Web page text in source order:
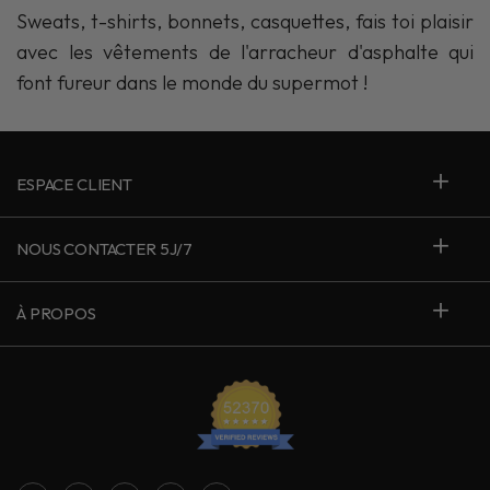
Sweats, t-shirts, bonnets, casquettes, fais toi plaisir
avec les vêtements de l'arracheur d'asphalte qui
font fureur dans le monde du supermot !
ESPACE CLIENT
NOUS CONTACTER 5J/7
À PROPOS